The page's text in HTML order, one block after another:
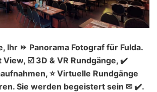
Ihr ⏩ Panorama Fotograf für Fulda.
View, ☑️ 3D & VR Rundgänge, ✔️
⭐ Virtuelle Rundgänge
Sie werden begeistert sein ✉ ✔️.